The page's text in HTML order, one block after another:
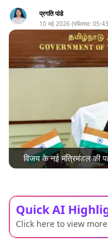
प्रगति पांडे
10 मई 2026 (पब्लिश्ड:
विजय के नई मंत्रिमंडल की
Quick AI
Click here to view more